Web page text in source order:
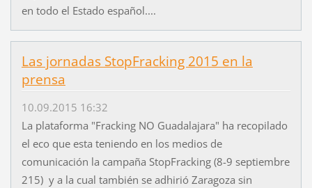
en todo el Estado español....
Las jornadas StopFracking 2015 en la
prensa
10.09.2015 16:32
La plataforma "Fracking NO Guadalajara" ha recopilado
el eco que esta teniendo en los medios de
comunicación la campaña StopFracking (8-9 septiembre
215) y a la cual también se adhirió Zaragoza sin